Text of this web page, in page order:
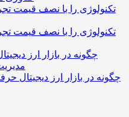
تکنولوژی را با نصف قیمت
چگونه در بازار ارز دیجیتال